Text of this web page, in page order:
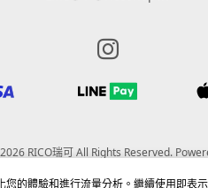
的體驗和進行流量分析。繼續使用即表
Instagram page
RICO瑞可 All Rights Reserved.